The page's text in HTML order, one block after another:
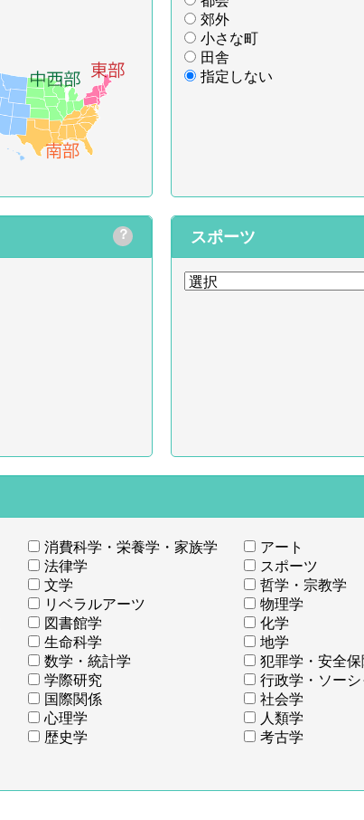
郊外
小さな町
田舎
指定しない
？ スポーツ
消費科学・栄養学・家族学
法律学
文学
リベラルアーツ
図書館学
生命科学
数学・統計学
学際研究
国際関係
心理学
歴史学
アート
スポーツ
哲学・宗教学
物理学
化学
地学
犯罪学・安全
行政学・ソー
社会学
人類学
考古学